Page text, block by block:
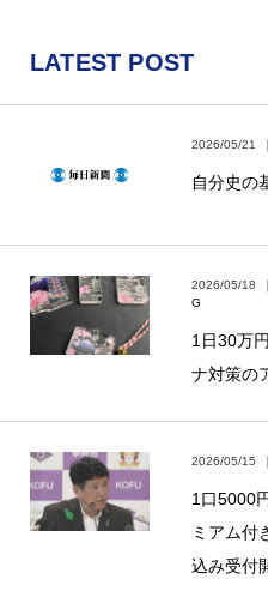
LATEST POST
2026/05/21
自分史の
2026/05/18
G
1日30万
ナ対策の
2026/05/15
1口5000
ミアム付
込み受付